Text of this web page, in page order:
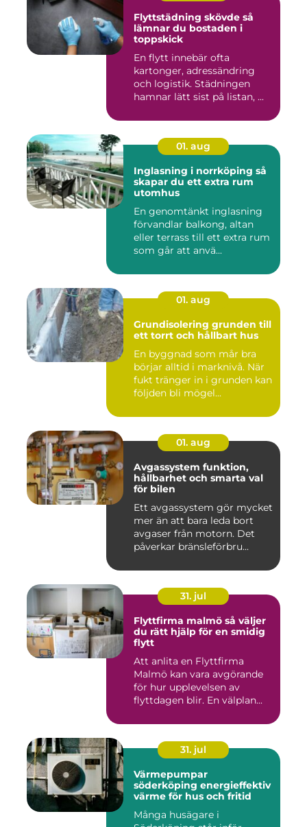
Flyttstädning skövde så
lämnar du bostaden i
toppskick
En flytt innebär ofta
kartonger, adressändring
och logistik. Städningen
hamnar lätt sist på listan, ...
01. aug
Inglasning i norrköping så
skapar du ett extra rum
utomhus
En genomtänkt inglasning
förvandlar balkong, altan
eller terrass till ett extra rum
som går att anvä...
01. aug
Grundisolering grunden till
ett torrt och hållbart hus
En byggnad som mår bra
börjar alltid i marknivå. När
fukt tränger in i grunden kan
följden bli mögel...
01. aug
Avgassystem funktion,
hållbarhet och smarta val
för bilen
Ett avgassystem gör mycket
mer än att bara leda bort
avgaser från motorn. Det
påverkar bränsleförbru...
31. jul
Flyttfirma malmö så väljer
du rätt hjälp för en smidig
flytt
Att anlita en Flyttfirma
Malmö kan vara avgörande
för hur upplevelsen av
flyttdagen blir. En välplan...
31. jul
Värmepumpar
söderköping energieffektiv
värme för hus och fritid
Många husägare i